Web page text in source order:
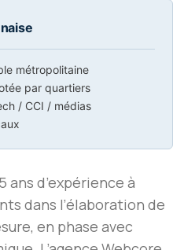
métropolitaine
par quartiers
/ CCI / médias
ans d’expérience à
dans l’élaboration de
en phase avec